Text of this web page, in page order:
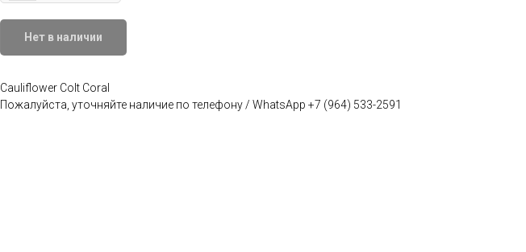
Нет в наличии
Cauliflower Colt Coral
Пожалуйста, уточняйте наличие по телефону / WhatsApp +7 (964) 533-2591